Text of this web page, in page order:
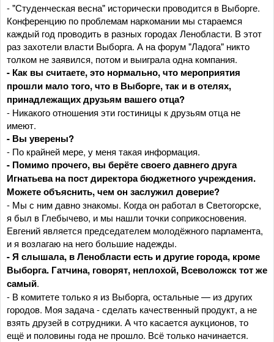
- "Студенческая весна" исторически проводится в Выборге.
Конференцию по проблемам наркомании мы стараемся
каждый год проводить в разных городах Ленобласти. В этот
раз захотели власти Выборга. А на форум "Ладога" никто
толком не заявился, потом и выиграла одна компания.
- Как вы считаете, это нормально, что мероприятия
прошли мало того, что в Выборге, так и в отелях,
принадлежащих друзьям вашего отца?
- Никакого отношения эти гостиницы к друзьям отца не
имеют.
- Вы уверены?
- По крайней мере, у меня такая информация.
- Помимо прочего, вы берёте своего давнего друга
Игнатьева на пост директора бюджетного учреждения.
Можете объяснить, чем он заслужил доверие?
- Мы с ним давно знакомы. Когда он работал в Светогорске,
я был в Глебычево, и мы нашли точки соприкосновения.
Евгений является председателем молодёжного парламента,
и я возлагаю на него большие надежды.
- Я слышала, в Ленобласти есть и другие города, кроме
Выборга. Гатчина, говорят, неплохой, Всеволожск тот же
самый.
- В комитете только я из Выборга, остальные — из других
городов. Моя задача - сделать качественный продукт, а не
взять друзей в сотрудники. А что касается аукционов, то
ещё и половины года не прошло. Всё только начинается.